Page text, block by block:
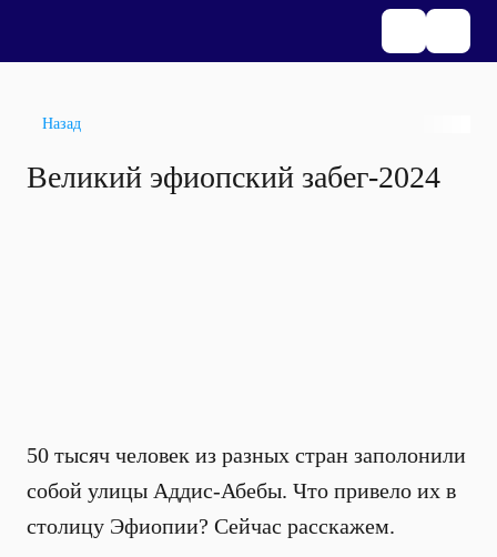
Назад
Великий эфиопский забег-2024
50 тысяч человек из разных стран заполонили
собой улицы Аддис-Абебы. Что привело их в
столицу Эфиопии? Сейчас расскажем.